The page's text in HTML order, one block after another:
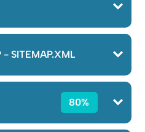
- SITEMAP.XML
80%